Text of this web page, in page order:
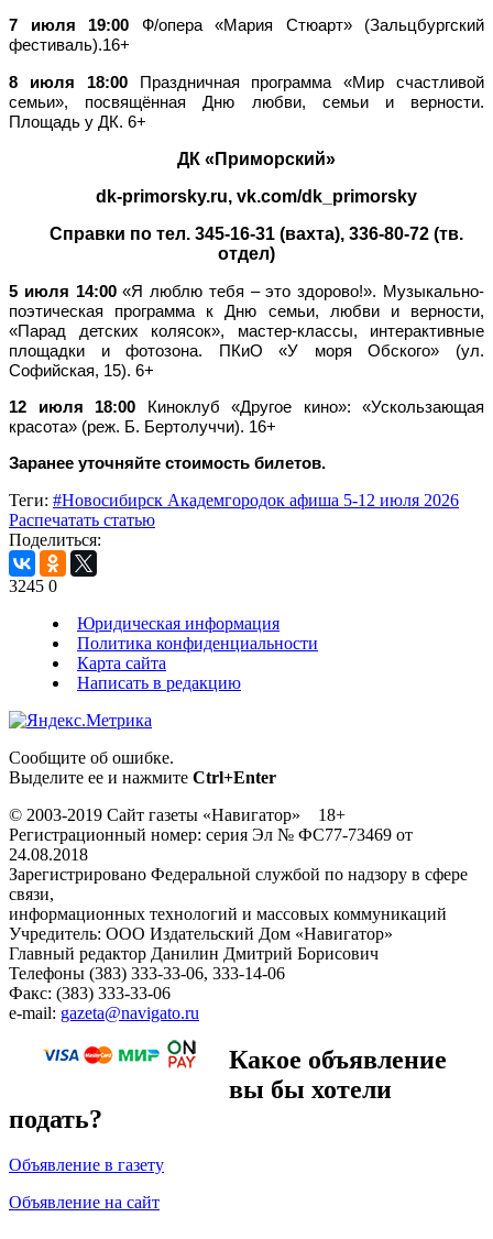
7 июля 19:00 Ф/опера «Мария Стюарт» (Зальцбургский
фестиваль).16+
8 июля 18:00Праздничная программа «Мир счастливой
семьи», посвящённая Дню любви, семьи и верности.
Площадь у ДК. 6+
ДК «Приморский»
dk-primorsky.ru, vk.com/dk_primorsky
Справки по тел. 345-16-31 (вахта), 336-80-72 (тв.
отдел)
5 июля 14:00«Я люблю тебя – это здорово!». Музыкально-
поэтическая программа к Дню семьи, любви и верности,
«Парад детских колясок», мастер-классы, интерактивные
площадки и фотозона. ПКиО «У моря Обского» (ул.
Софийская, 15). 6+
12 июля 18:00 Киноклуб «Другое кино»: «Ускользающая
красота» (реж. Б. Бертолуччи). 16+
Заранее уточняйте стоимость билетов.
Теги: #Новосибирск Академгородок афиша 5-12 июля 2026
Распечатать статью
Поделиться:
3245 0
Юридическая информация
Политика конфиденциальности
Карта сайта
Написать в редакцию
Сообщите об ошибке.
Выделите ее и нажмите Ctrl+Enter
© 2003-2019 Сайт газеты «Навигатор» 18+
Регистрационный номер: серия Эл № ФС77-73469 от
24.08.2018
Зарегистрировано Федеральной службой по надзору в сфере
связи,
информационных технологий и массовых коммуникаций
Учредитель: ООО Издательский Дом «Навигатор»
Главный редактор Данилин Дмитрий Борисович
Телефоны (383) 333-33-06, 333-14-06
Факс: (383) 333-33-06
e-mail: gazeta@navigato.ru
Какое объявление
вы бы хотели
подать?
Объявление в газету
Объявление на сайт